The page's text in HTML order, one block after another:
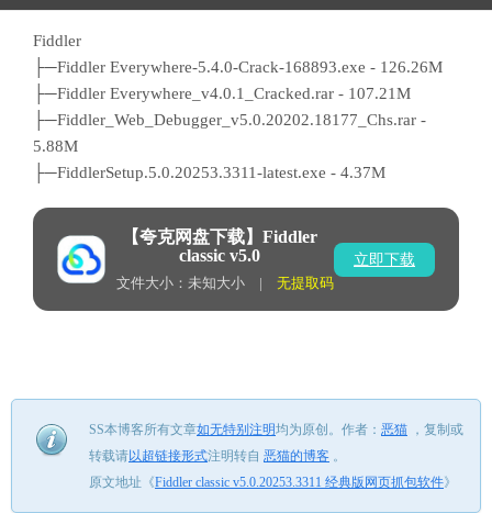
Fiddler
├─Fiddler Everywhere-5.4.0-Crack-168893.exe - 126.26M
├─Fiddler Everywhere_v4.0.1_Cracked.rar - 107.21M
├─Fiddler_Web_Debugger_v5.0.20202.18177_Chs.rar -
5.88M
├─FiddlerSetup.5.0.20253.3311-latest.exe - 4.37M
【夸克网盘下载】Fiddler
classic v5.0
文件大小：未知大小 | 无提取码
立即下载
SS本博客所有文章如无特别注明均为原创。 作者： 恶猫 ， 复制或
转载请以超链接形式注明转自 恶猫的博客 。
原文地址《Fiddler classic v5.0.20253.3311 经典版网页抓包软件》